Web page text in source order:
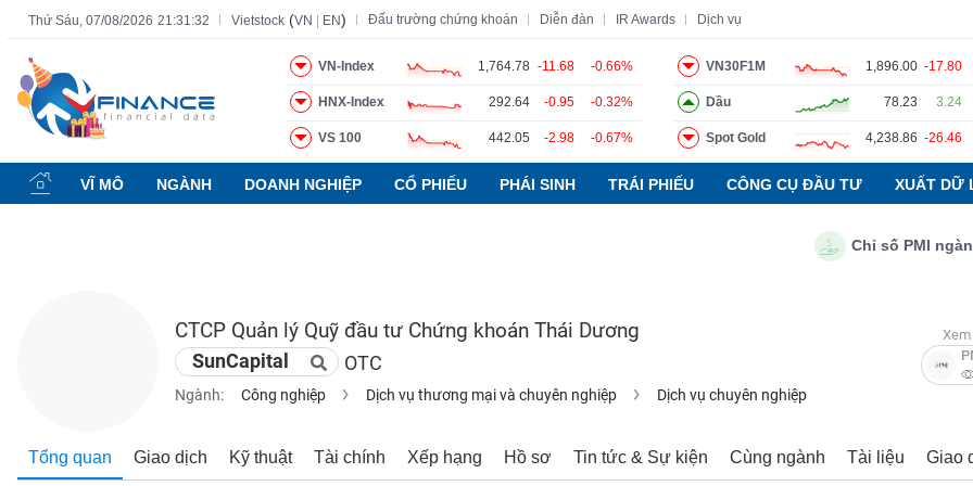
Thứ Sáu, 07/08/2026 21:31:32 Vietstock (VN EN) Đấu trường chứng khoán Diễn đàn IR Awards Dịch vụ
VN-Index 1,764.78 -11.68 -0.66%
HNX-Index 292.64 -0.95 -0.32%
VS 100 442.05 -2.98 -0.67%
VN30F1M 1,896.00 -17.80
Dầu 78.23 3.24
Spot Gold 4,238.86 -26.46
VĨ MÔ NGÀNH DOANH NGHIỆP CỔ PHIẾU PHÁI SINH TRÁI PHIẾU CÔNG CỤ ĐẦU TƯ XUẤT DỮ
Chỉ số PMI ngành
CTCP Quản lý Quỹ đầu tư Chứng khoán Thái Dương
SunCapital OTC
Ngành: Công nghiệp Dịch vụ thương mại và chuyên nghiệp Dịch vụ chuyên nghiệp
Tổng quan Giao dịch Kỹ thuật Tài chính Xếp hạng Hồ sơ Tin tức & Sự kiện Cùng ngành Tài liệu Giao
Tất cả Tính năng Ngành Mã chứng khoán Lãnh đạo Báo cáo phân tích Thuật ngữ
Tính
năng
(-)
NGHIỆP